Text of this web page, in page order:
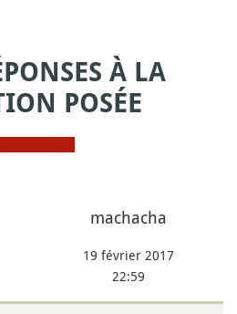
À LA
POSÉE
machacha
19 février 2017
22:59